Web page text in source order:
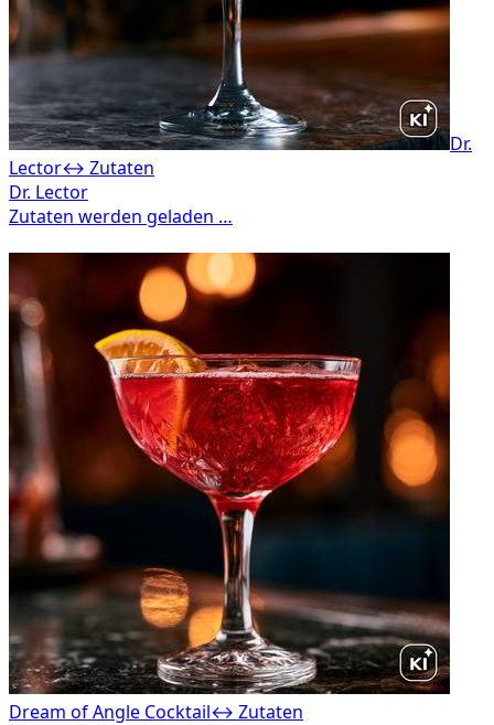
Dr.
Lector↔ Zutaten
Dream of Angle Cocktail↔ Zutaten